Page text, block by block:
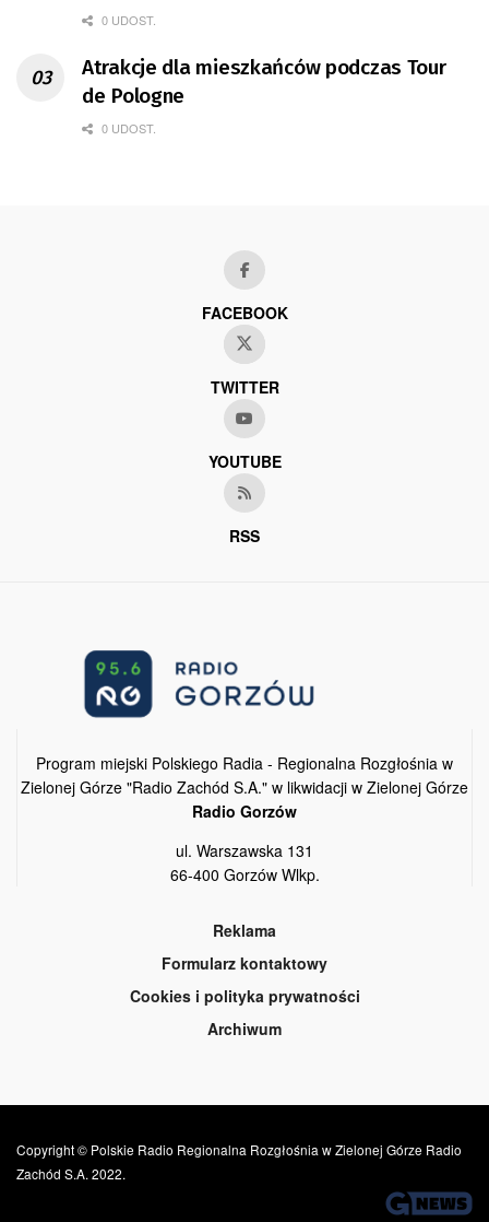
0 UDOST.
Atrakcje dla mieszkańców podczas Tour
de Pologne
0 UDOST.
FACEBOOK
TWITTER
YOUTUBE
RSS
Program miejski Polskiego Radia - Regionalna Rozgłośnia w
Zielonej Górze "Radio Zachód S.A." w likwidacji w Zielonej Górze
Radio Gorzów
ul. Warszawska 131
66-400 Gorzów Wlkp.
Reklama
Formularz kontaktowy
Cookies i polityka prywatności
Archiwum
Copyright © Polskie Radio Regionalna Rozgłośnia w Zielonej Górze Radio
Zachód S.A. 2022.